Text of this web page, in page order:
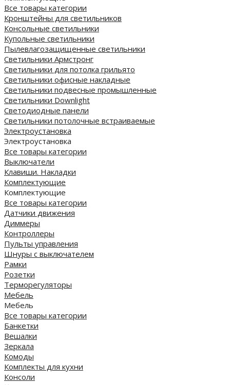
Все товары категории
Кронштейны для светильников
Консольные светильники
Купольные светильники
Пылевлагозащищенные светильники
Светильники Армстронг
Светильники для потолка грильято
Светильники офисные накладные
Светильники подвесные промышленные
Светильники Downlight
Светодиодные панели
Cветильники потолочные встраиваемые
Электроустановка
Электроустановка
Все товары категории
Выключатели
Клавиши. Накладки
Комплектующие
Комплектующие
Все товары категории
Датчики движения
Диммеры
Контроллеры
Пульты управления
Шнуры с выключателем
Рамки
Розетки
Терморегуляторы
Мебель
Мебель
Все товары категории
Банкетки
Вешалки
Зеркала
Комоды
Комплекты для кухни
Консоли